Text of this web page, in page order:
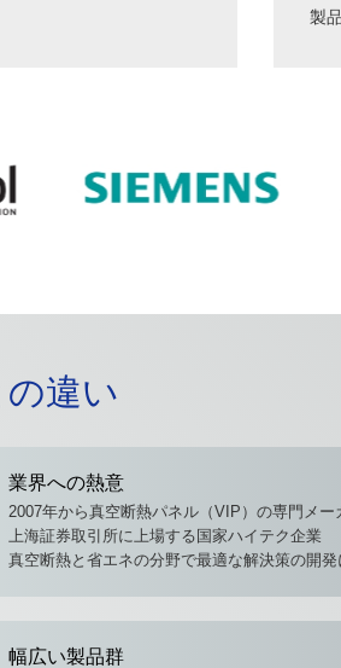
製
違い
業界への熱意
2007年から真空断熱パネル（VIP）の専門メー
上海証券取引所に上場する国家ハイテク企業
真空断熱と省エネの分野で最適な解決策の開発
幅広い製品群